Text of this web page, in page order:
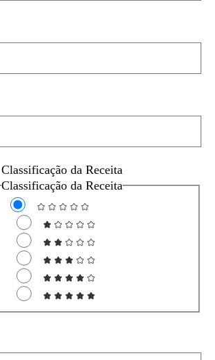
Classificação da Receita
Classificação da Receita